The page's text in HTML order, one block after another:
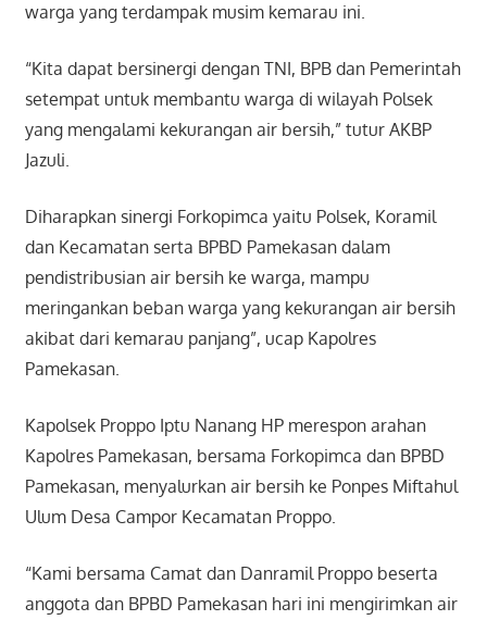
warga yang terdampak musim kemarau ini.
“Kita dapat bersinergi dengan TNI, BPB dan Pemerintah
setempat untuk membantu warga di wilayah Polsek
yang mengalami kekurangan air bersih,” tutur AKBP
Jazuli.
Diharapkan sinergi Forkopimca yaitu Polsek, Koramil
dan Kecamatan serta BPBD Pamekasan dalam
pendistribusian air bersih ke warga, mampu
meringankan beban warga yang kekurangan air bersih
akibat dari kemarau panjang”, ucap Kapolres
Pamekasan.
Kapolsek Proppo Iptu Nanang HP merespon arahan
Kapolres Pamekasan, bersama Forkopimca dan BPBD
Pamekasan, menyalurkan air bersih ke Ponpes Miftahul
Ulum Desa Campor Kecamatan Proppo.
“Kami bersama Camat dan Danramil Proppo beserta
anggota dan BPBD Pamekasan hari ini mengirimkan air